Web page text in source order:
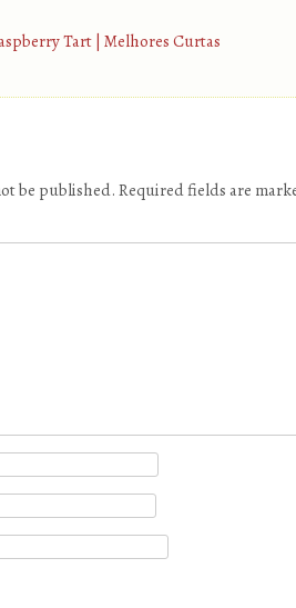
Tart | Melhores Curtas
be published. Required fields are